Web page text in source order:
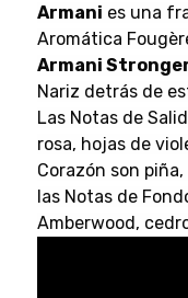
Armani es una
Aromática
Armani
Nariz detrás de
Las Notas de
rosa, hojas de
Corazón son
las Notas de
Amberwood,